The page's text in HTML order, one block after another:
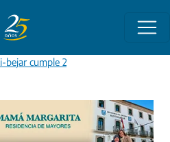
i-bejar cumple 25 años: un cuarto de